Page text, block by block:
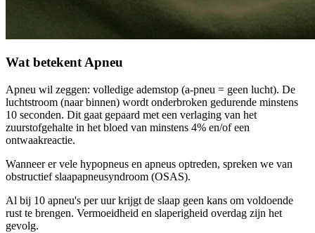
Wat betekent Apneu
Apneu wil zeggen: volledige ademstop (a-pneu = geen lucht). De
luchtstroom (naar binnen) wordt onderbroken gedurende minstens
10 seconden. Dit gaat gepaard met een verlaging van het
zuurstofgehalte in het bloed van minstens 4% en/of een
ontwaakreactie.
Wanneer er vele hypopneus en apneus optreden, spreken we van
obstructief slaapapneusyndroom (OSAS).
Al bij 10 apneu's per uur krijgt de slaap geen kans om voldoende
rust te brengen. Vermoeidheid en slaperigheid overdag zijn het
gevolg.